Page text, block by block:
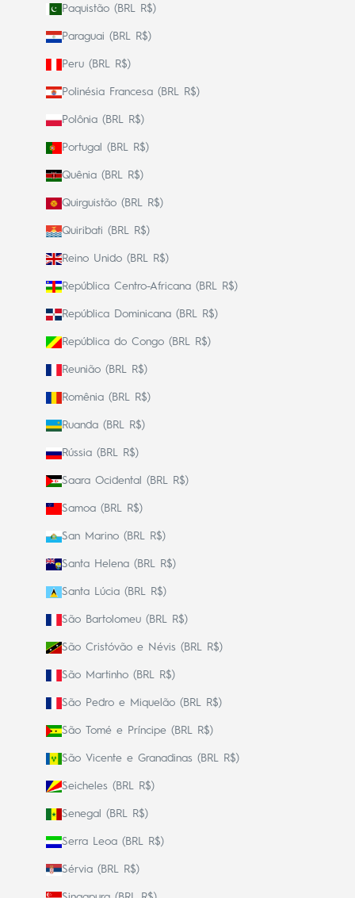
Paquistão (BRL R$)
Paraguai (BRL R$)
Peru (BRL R$)
Polinésia Francesa (BRL R$)
Polônia (BRL R$)
Portugal (BRL R$)
Quênia (BRL R$)
Quirguistão (BRL R$)
Quiribati (BRL R$)
Reino Unido (BRL R$)
República Centro-Africana (BRL R$)
República Dominicana (BRL R$)
República do Congo (BRL R$)
Reunião (BRL R$)
Romênia (BRL R$)
Ruanda (BRL R$)
Rússia (BRL R$)
Saara Ocidental (BRL R$)
Samoa (BRL R$)
San Marino (BRL R$)
Santa Helena (BRL R$)
Santa Lúcia (BRL R$)
São Bartolomeu (BRL R$)
São Cristóvão e Névis (BRL R$)
São Martinho (BRL R$)
São Pedro e Miquelão (BRL R$)
São Tomé e Príncipe (BRL R$)
São Vicente e Granadinas (BRL R$)
Seicheles (BRL R$)
Senegal (BRL R$)
Serra Leoa (BRL R$)
Sérvia (BRL R$)